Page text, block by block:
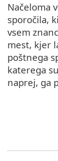
Načeloma
sporočila,
vsem
mest, kjer
poštnega
katerega
naprej, ga